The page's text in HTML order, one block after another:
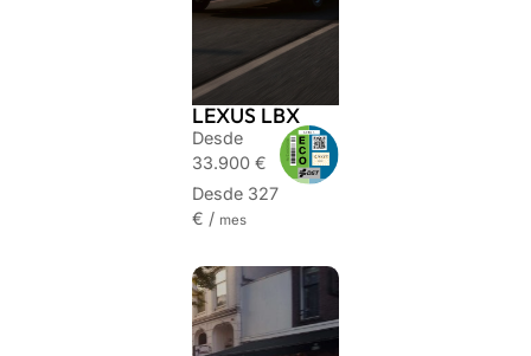
LEXUS LBX
Desde
33.900 €
Desde 327
€ / mes